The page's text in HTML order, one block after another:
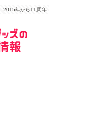
2015年から11周年